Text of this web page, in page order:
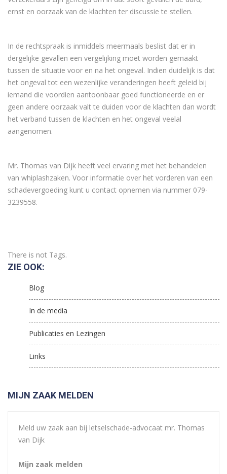
ernst en oorzaak van de klachten ter discussie te stellen.
In de rechtspraak is inmiddels meermaals beslist dat er in
dergelijke gevallen een vergelijking moet worden gemaakt
tussen de situatie voor en na het ongeval. Indien duidelijk is dat
het ongeval tot een wezenlijke veranderingen heeft geleid bij
iemand die voordien aantoonbaar goed functioneerde en er
geen andere oorzaak valt te duiden voor de klachten dan wordt
het verband tussen de klachten en het ongeval veelal
aangenomen.
Mr. Thomas van Dijk heeft veel ervaring met het behandelen
van whiplashzaken. Voor informatie over het vorderen van een
schadevergoeding kunt u contact opnemen via nummer 079-
3239558.
There is not Tags.
ZIE OOK:
Blog
In de media
Publicaties en Lezingen
Links
MIJN ZAAK MELDEN
Meld uw zaak aan bij letselschade-advocaat mr. Thomas
van Dijk
Mijn zaak melden